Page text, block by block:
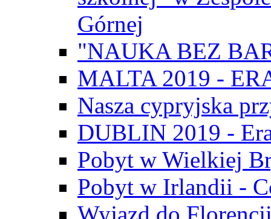
Górnej
"NAUKA BEZ
MALTA 2019 -
Nasza cypryjska
DUBLIN 2019 -
Pobyt w Wielkiej
Pobyt w Irlandii -